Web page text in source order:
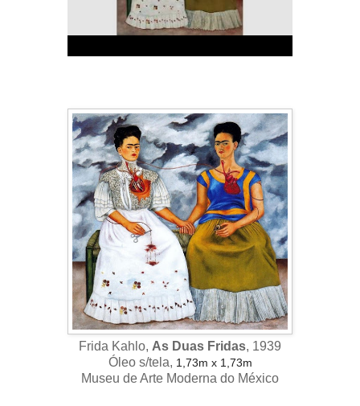
Frida Kahlo, As Duas Fridas, 1939
Óleo s/tela, 1,73m x 1,73m
Museu de Arte Moderna do México